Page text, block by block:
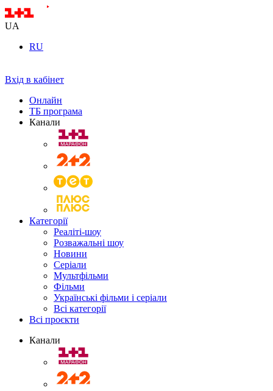
UA
RU
Вхід в кабінет
Онлайн
ТБ програма
Канали
Категорії
Реаліті-шоу
Розважальні шоу
Новини
Серіали
Мультфільми
Фільми
Українські фільми і серіали
Всі категорії
Всі проєкти
Канали